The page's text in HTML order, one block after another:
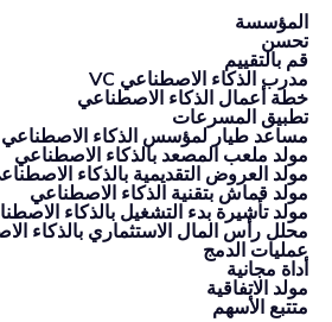
المؤسسة
تحسن
قم بالتقييم
مدرب الذكاء الاصطناعي VC
خطة أعمال الذكاء الاصطناعي
تطبيق المسرعات
مساعد طيار لمؤسس الذكاء الاصطناعي
مولد ملعب المصعد بالذكاء الاصطناعي
مولد العروض التقديمية بالذكاء
مولد قماش بتقنية الذكاء الاصطناعي
مولد تأشيرة بدء التشغيل بالذكاء
محلل رأس المال الاستثماري بالذكاء
عمليات الدمج
أداة مجانية
مولد الاتفاقية
متتبع الأسهم